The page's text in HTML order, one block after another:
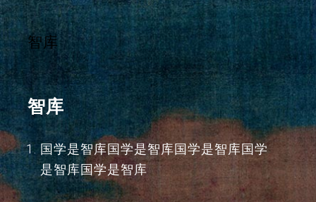
智库
智库
国学是智库国学是智库国学是智库国学
是智库国学是智库